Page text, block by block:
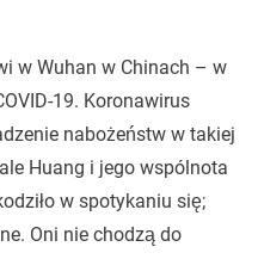
w Wuhan w Chinach – w
19. Koronawirus
nabożeństw w takiej
Huang i jego wspólnota
w spotykaniu się;
Oni nie chodzą do